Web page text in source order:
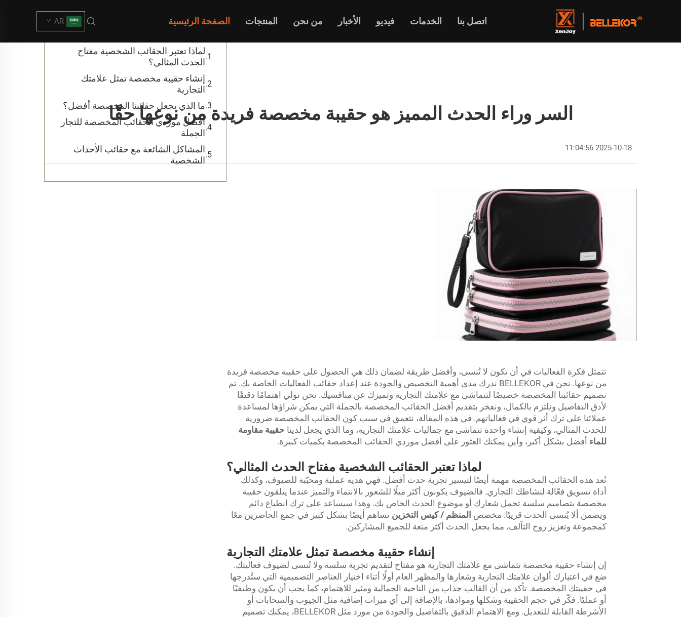
الصفحة الرئيسية المنتجات من نحن الأخبار فيديو الخدمات اتصل بنا AR
السر وراء الحدث المميز هو حقيبة مخصصة فريدة من نوعها حقًا
2025-10-18 11:04:56
تتمثل فكرة الفعاليات في أن تكون لا تُنسى، وأفضل طريقة لضمان ذلك هي الحصول على حقيبة مخصصة فريدة
من نوعها. نحن في BELLEKOR ندرك مدى أهمية التخصيص والجودة عند إعداد حقائب الفعاليات الخاصة بك. تم
تصميم حقائبنا المخصصة خصيصًا لتتماشى مع علامتك التجارية وتميزك عن منافسيك. نحن نولي اهتمامًا دقيقًا
لأدق التفاصيل ونلتزم بالكمال، ونفخر بتقديم أفضل الحقائب المخصصة بالجملة التي يمكن شراؤها لمساعدة
عملائنا على ترك أثر قوي في فعالياتهم. في هذه المقالة، نتعمق في سبب كون الحقائب المخصصة ضرورية
للحدث المثالي، وكيفية إنشاء واحدة تتماشى مع جماليات علامتك التجارية، وما الذي يجعل لدينا حقيبة مقاومة
للماء أفضل بشكل أكبر، وأين يمكنك العثور على أفضل موردي الحقائب المخصصة بكميات كبيرة.
لماذا تعتبر الحقائب الشخصية مفتاح الحدث المثالي؟
تُعد هذه الحقائب المخصصة مهمة أيضًا لتيسير تجربة حدث أفضل. فهي هدية عملية ومحبّبة للضيوف، وكذلك
أداة تسويق فعّالة لنشاطك التجاري. فالضيوف يكونون أكثر ميلًا للشعور بالانتماء والتميز عندما يتلقون حقيبة
مخصصة بتصاميم سلسة تحمل شعارك أو موضوع الحدث الخاص بك. وهذا سيساعد على ترك انطباع دائم
ويضمن ألا يُنسى الحدث قريبًا. مخصص المنظم / كيس التخزين تساهم أيضًا بشكل كبير في جمع الحاضرين معًا
كمجموعة وتعزيز روح التآلف، مما يجعل الحدث أكثر متعة للجميع المشاركين.
إنشاء حقيبة مخصصة تمثل علامتك التجارية
إن إنشاء حقيبة مخصصة تتماشى مع علامتك التجارية هو مفتاح لتقديم تجربة سلسة ولا تُنسى لضيوف فعاليتك.
ضع في اعتبارك ألوان علامتك التجارية وشعارها والمظهر العام أولًا أثناء اختيار العناصر التصميمية التي ستُدرجها
في حقيبتك المخصصة. تأكد من أن القالب جذاب من الناحية الجمالية ومثير للاهتمام، كما يجب أن يكون وظيفيًا
أو عمليًا. فكّر في حجم الحقيبة وشكلها وموادها، بالإضافة إلى أي ميزات إضافية مثل الجيوب والسحابات أو
الأشرطة القابلة للتعديل. ومع الاهتمام الدقيق بالتفاصيل والجودة من مورد مثل BELLEKOR، يمكنك تصميم
جدول المحتويات
لماذا تعتبر الحقائب الشخصية مفتاح
الحدث المثالي؟
إنشاء حقيبة مخصصة تمثل علامتك
التجارية
ما الذي يجعل حقائبنا المخصصة أفضل؟
أفضل موردي الحقائب المخصصة للتجار
الجملة
المشاكل الشائعة مع حقائب الأحداث
الشخصية